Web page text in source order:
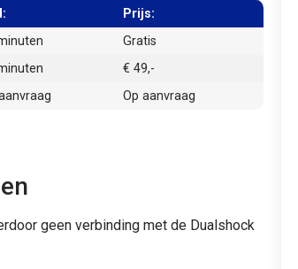
Prijs:
Gratis
€ 49,-
Op aanvraag
geen verbinding met de Dualshock